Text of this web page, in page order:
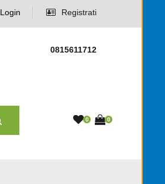
Login Registrati
0815611712
0 0